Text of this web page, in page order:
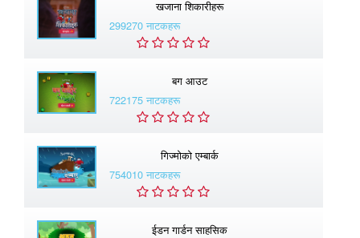
खजाना शिकारीहरू
299270 नाटकहरू
बग आउट
722175 नाटकहरू
गिज्माेको एम्बार्क
754010 नाटकहरू
ईडन गार्डन साहसिक